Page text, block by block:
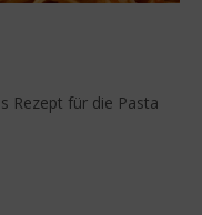
Rezept für die Pasta